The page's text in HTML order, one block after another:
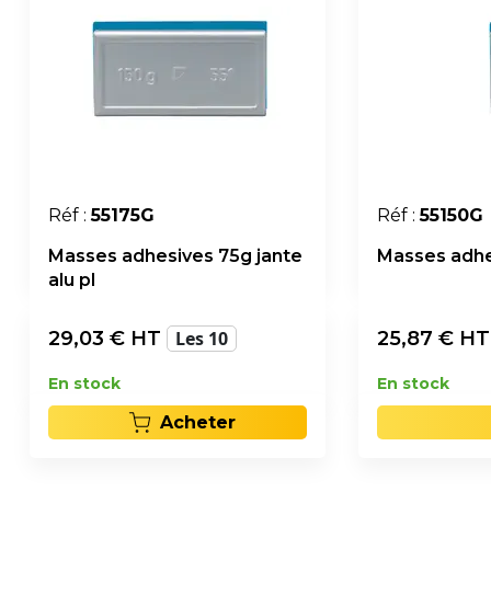
Réf :55175G
Masses adhesives 75g jante
alu pl
29,03 € HT Les 10
En stock
Acheter
Réf :55150G
Masses
25,87 €
En stock